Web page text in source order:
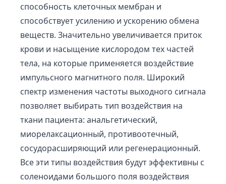
способность клеточных мембран и
способствует усилению и ускорению обмена
веществ. Значительно увеличивается приток
крови и насыщение кислородом тех частей
тела, на которые применяется воздействие
импульсного магнитного поля. Широкий
спектр изменения частоты выходного сигнала
позволяет выбирать тип воздействия на
ткани пациента: анальгетический,
миорелаксационный, противоотечный,
сосудорасширяющий или регенерационный.
Все эти типы воздействия будут эффективны с
соленоидами большого поля воздействия